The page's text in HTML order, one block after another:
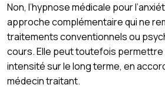
Non, l’hypnose médicale pour
approche complémentaire qui ne
traitements conventionnels ou
cours. Elle peut toutefois permettre
intensité sur le long terme, en
médecin traitant.